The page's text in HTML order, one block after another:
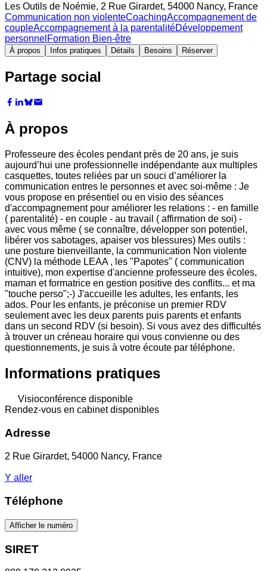
Les Outils de Noémie, 2 Rue Girardet, 54000 Nancy, France
Communication non violenteCoachingAccompagnement de
coupleAccompagnement à la parentalitéDéveloppement
personnel Formation Bien-être
À propos Infos pratiques Détails Besoins Réserver
Partage social
À propos
Professeure des écoles pendant près de 20 ans, je suis
aujourd’hui une professionnelle indépendante aux multiples
casquettes, toutes reliées par un souci d’améliorer la
communication entres le personnes et avec soi-même : Je
vous propose en présentiel ou en visio des séances
d'accompagnement pour améliorer les relations : - en famille
( parentalité) - en couple - au travail ( affirmation de soi) -
avec vous même ( se connaître, développer son potentiel,
libérer vos sabotages, apaiser vos blessures) Mes outils :
une posture bienveillante, la communication Non violente
(CNV) la méthode LEAA , les "Papotes" ( communication
intuitive), mon expertise d'ancienne professeure des écoles,
maman et formatrice en gestion positive des conflits... et ma
"touche perso";-) J'accueille les adultes, les enfants, les
ados. Pour les enfants, je préconise un premier RDV
seulement avec les deux parents puis parents et enfants
dans un second RDV (si besoin). Si vous avez des difficultés
à trouver un créneau horaire qui vous convienne ou des
questionnements, je suis à votre écoute par téléphone.
Informations pratiques
Visioconférence disponible
Rendez-vous en cabinet disponibles
Adresse
2 Rue Girardet, 54000 Nancy, France
Y aller
Téléphone
Afficher le numéro
SIRET